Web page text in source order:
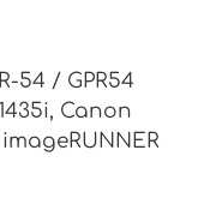
54 / GPR54
Canon